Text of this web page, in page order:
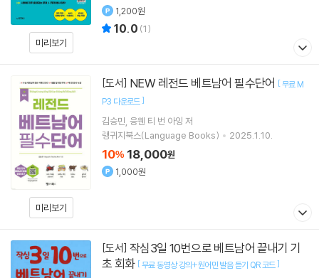
미리보기
1,200원
10.0 (1)
미리보기
[도서] NEW 레전드 베트남어 필수단어 [무료 M
P3 다운로드]
김승민 응웬 티 번 아잉 저
랭귀지북스(Language Books)
2025.1.10.
10% 18,000원
1,000원
[도서]
초 회화 [무료 동영상 강의+원어민 발음 듣기 QR 코드]